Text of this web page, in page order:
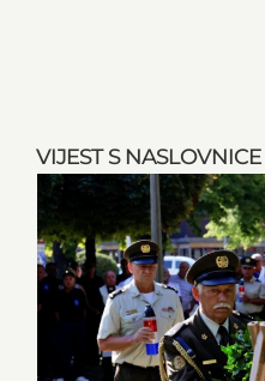
VIJEST S NASLOVNICE